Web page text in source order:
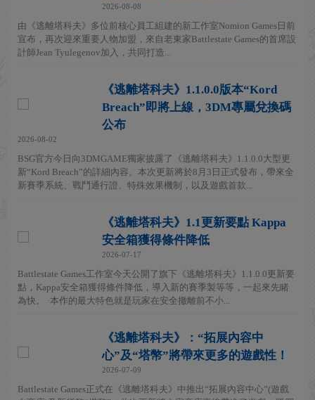
2026-08-08
由《逃離塔科夫》多位前核心員工組建的新工作室Nomion Games日前
宣布，再次迎來重要人物加盟，來自老東家Battlestate Games的首席設
計師Jean Tyulegenov加入，共同打造...
《逃離塔科夫》1.1.0.0版本“Kord
Breach”即將上線，3DM專屬兌換碼
公布
2026-08-02
BSG官方今日向3DMGAME獨家披露了《逃離塔科夫》1.1.0.0大型更
新“Kord Breach”的詳細內容。本次更新將於8月3日正式發布，帶來全
新賽季系統、戰鬥通行證、特殊效果機制，以及遊戲首款...
《逃離塔科夫》1.1更新要點 Kappa
安全箱獲得條件降低
2026-07-17
Battlestate Games工作室今天公開了旗下《逃離塔科夫》1.1.0.0更新要
點，Kappa安全箱獲得條件降低，導入新的賽季製等等，一起來先睹
為快。 ·本作的最大特色就是玩家在安全撤離前不小...
《逃離塔科夫》：“拓展內容中
心”及“塔幣”將帶來更多的遊戲性！
2026-07-09
Battlestate Games正式在《逃離塔科夫》中推出“拓展內容中心”(遊戲